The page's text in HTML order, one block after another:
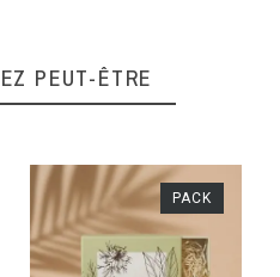
PEUT-ÊTRE
PACK